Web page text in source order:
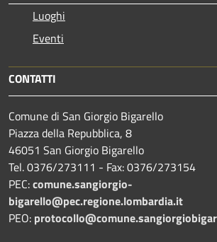
Luoghi
Eventi
CONTATTI
Comune di San Giorgio Bigarello
Piazza della Repubblica, 8
46051 San Giorgio Bigarello
Tel. 0376/273111 - Fax: 0376/273154
PEC:comune.sangiorgio-
bigarello@pec.regione.lombardia.it
PEO: